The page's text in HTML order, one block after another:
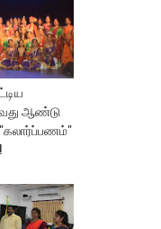
ஆண்டு
"கலார்ப்பணம்"